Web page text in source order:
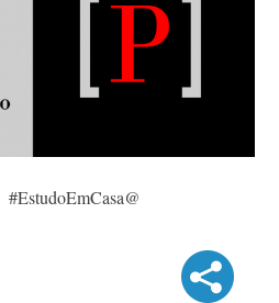
#EstudoEmCasa@